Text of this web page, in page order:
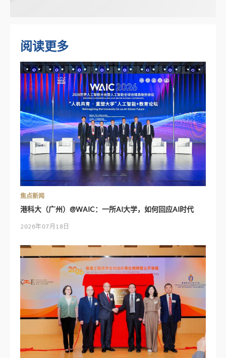
阅读更多
焦点新闻
港科大（广州）@WAIC：一所AI大学，如何回应AI时代
2026年07月18日